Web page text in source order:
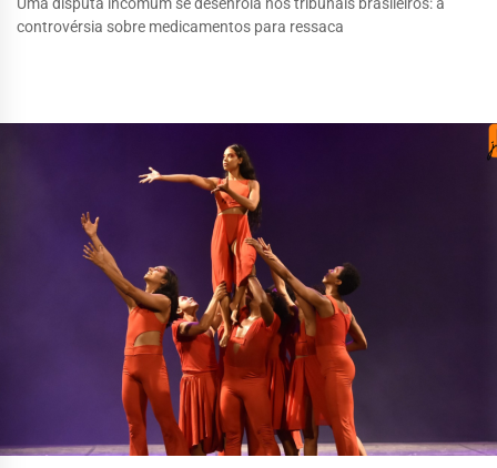
controvérsia sobre medicamentos para ressaca